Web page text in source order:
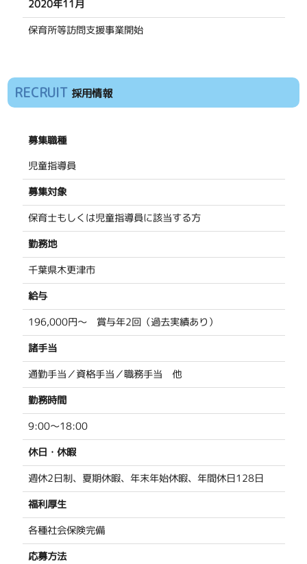
2020年11月
保育所等訪問支援事業開始
RECRUIT 採用情報
募集職種
児童指導員
募集対象
保育士もしくは児童指導員に該当する方
勤務地
千葉県木更津市
給与
196,000円～ 賞与年2回（過去実績あり）
諸手当
通勤手当／資格手当／職務手当 他
勤務時間
9:00～18:00
休日・休暇
週休2日制、夏期休暇、年末年始休暇、年間休日128日
福利厚生
各種社会保険完備
応募方法